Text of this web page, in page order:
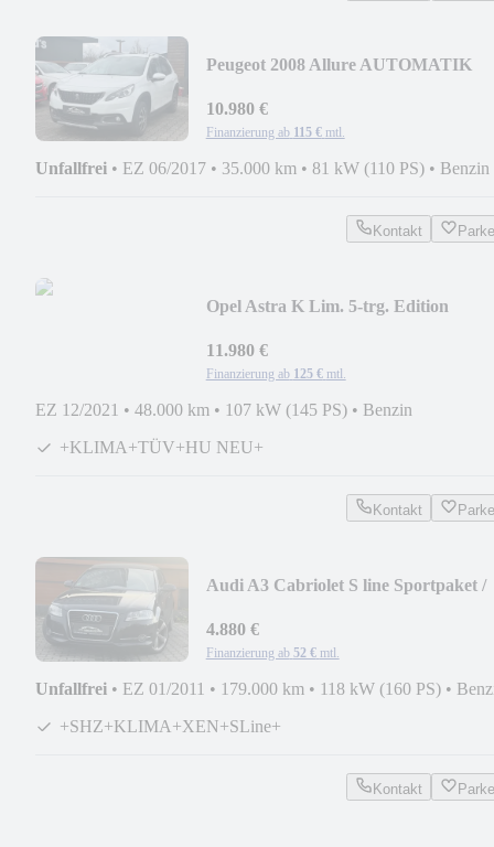
Peugeot 2008 Allure AUTOMATIK
10.980 €
Finanzierung ab 115 € mtl.
Unfallfrei • EZ 06/2017 • 35.000 km • 81 kW (110 PS) • Benzin
Kontakt
Opel Astra K Lim. 5-trg. Edition
11.980 €
Finanzierung ab 125 € mtl.
EZ 12/2021 • 48.000 km • 107 kW (145 PS) • Benzin
+KLIMA+TÜV+HU NEU+
Kontakt
Audi A3 Cabriolet S line Sportpaket /
4.880 €
Finanzierung ab 52 € mtl.
Unfallfrei • EZ 01/2011 • 179.000 km • 118 kW (160 PS) •
+SHZ+KLIMA+XEN+SLine+
Kontakt